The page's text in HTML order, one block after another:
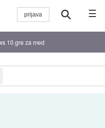
☰
10 gre za med